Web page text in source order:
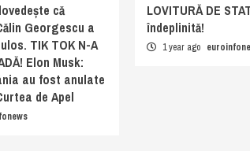
că
Georgescu a
TIK TOK N-A
Elon Musk:
au fost anulate
de Apel
LOVITURĂ DE
îndeplinită!
1 year ago